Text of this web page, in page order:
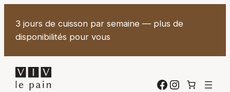
3 jours de cuisson par semaine — plus de
disponibilités pour vous
Facebook
Instagram